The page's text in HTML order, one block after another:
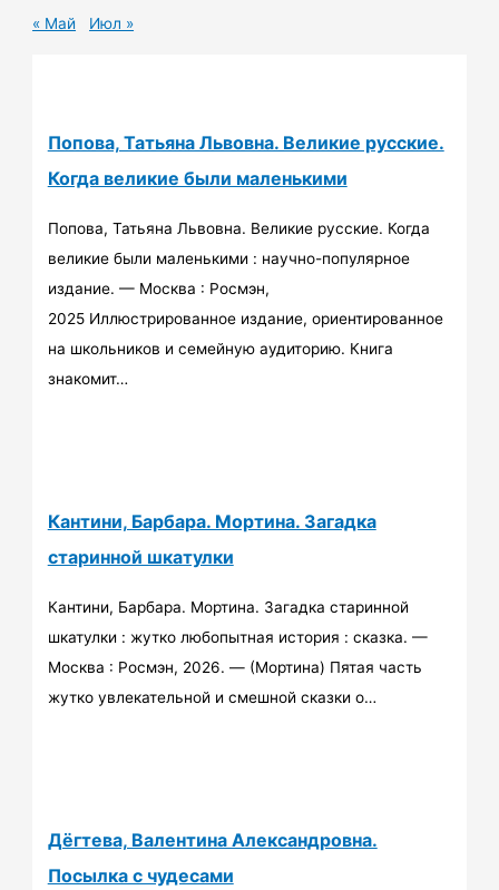
« Май Июл »
Попова, Татьяна Львовна. Великие русские.
Когда великие были маленькими
Попова, Татьяна Львовна. Великие русские. Когда
великие были маленькими : научно-популярное
издание. — Москва : Росмэн,
2025 Иллюстрированное издание, ориентированное
на школьников и семейную аудиторию. Книга
знакомит…
Кантини, Барбара. Мортина. Загадка
старинной шкатулки
Кантини, Барбара. Мортина. Загадка старинной
шкатулки : жутко любопытная история : сказка. —
Москва : Росмэн, 2026. — (Мортина) Пятая часть
жутко увлекательной и смешной сказки о…
Дёгтева, Валентина Александровна.
Посылка с чудесами